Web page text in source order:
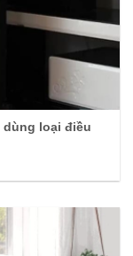
loại điều